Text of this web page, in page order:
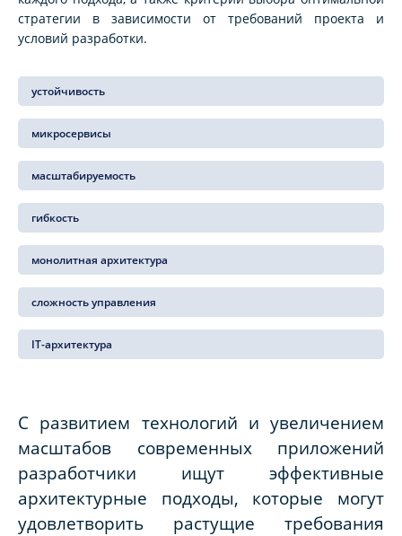
стратегии в зависимости от требований проекта и
условий разработки.
устойчивость
микросервисы
масштабируемость
гибкость
монолитная архитектура
сложность управления
IT-архитектура
С развитием технологий и увеличением
масштабов современных приложений
разработчики ищут эффективные
архитектурные подходы, которые могут
удовлетворить растущие требования